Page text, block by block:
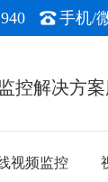
手机/
控解决方
视频监控